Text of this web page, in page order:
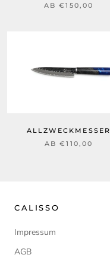
AB €150,00
ALLZWECKMESSER
AB €110,00
CALISSO
Impressum
AGB